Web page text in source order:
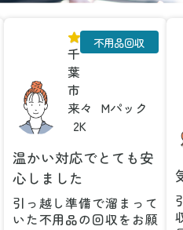
千
葉
市
来々
Mパック
2K
不用品回収
温かい対応でとても安
心しました
引っ越し準備で溜まって
いた不用品の回収をお願